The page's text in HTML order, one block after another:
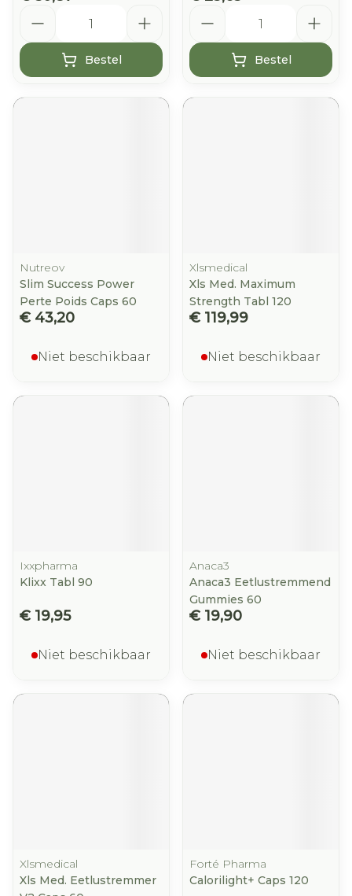
Bestel Bestel
Nutreov
Slim Success Power
Perte Poids Caps 60
€ 43,20
Niet beschikbaar
Xlsmedical
Xls Med. Maximum
Strength Tabl 120
€ 119,99
Niet beschikbaar
Ixxpharma
Klixx Tabl 90
€ 19,95
Niet beschikbaar
Anaca3
Anaca3 Eetlustremmend
Gummies 60
€ 19,90
Niet beschikbaar
Xlsmedical
Xls Med. Eetlustremmer
Forté Pharma
Calorilight+ Caps 120